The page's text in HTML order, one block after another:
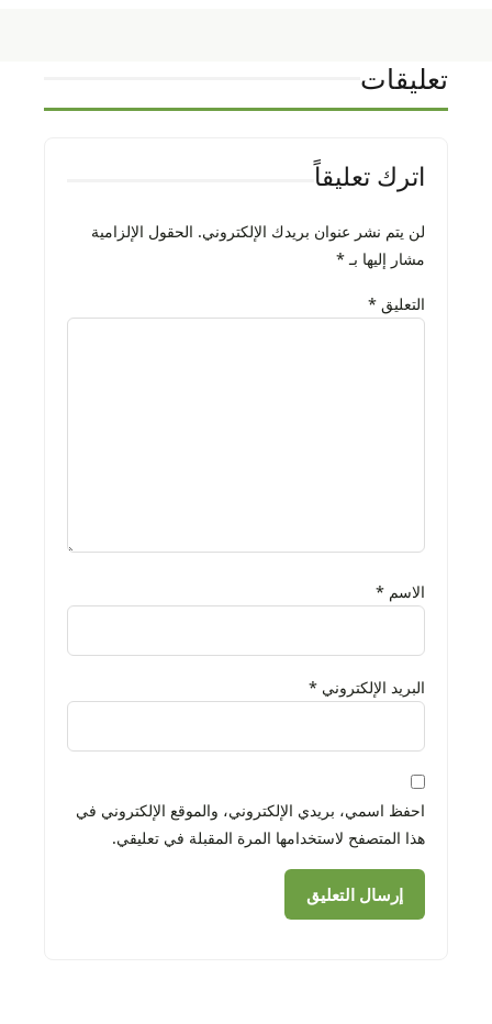
تعليقات
اترك تعليقاً
لن يتم نشر عنوان بريدك الإلكتروني. الحقول الإلزامية
مشار إليها بـ*
التعليق *
الاسم *
البريد الإلكتروني *
احفظ اسمي، بريدي الإلكتروني، والموقع الإلكتروني في
هذا المتصفح لاستخدامها المرة المقبلة في تعليقي.